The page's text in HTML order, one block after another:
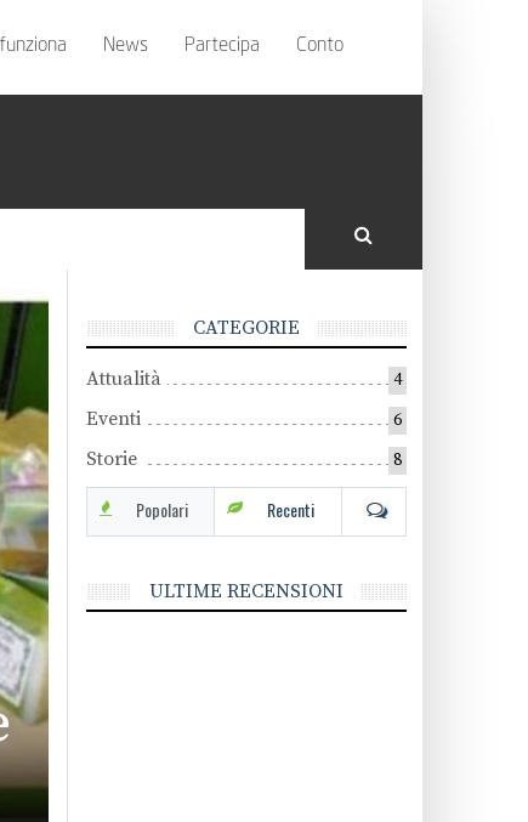
News Partecipa Conto
CATEGORIE
Attualità 4
Eventi 6
Storie 8
Popolari Recenti
ULTIME RECENSIONI